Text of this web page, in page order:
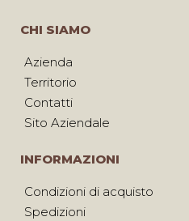
CHI SIAMO
Azienda
Territorio
Contatti
Sito Aziendale
INFORMAZIONI
Condizioni di acquisto
Spedizioni